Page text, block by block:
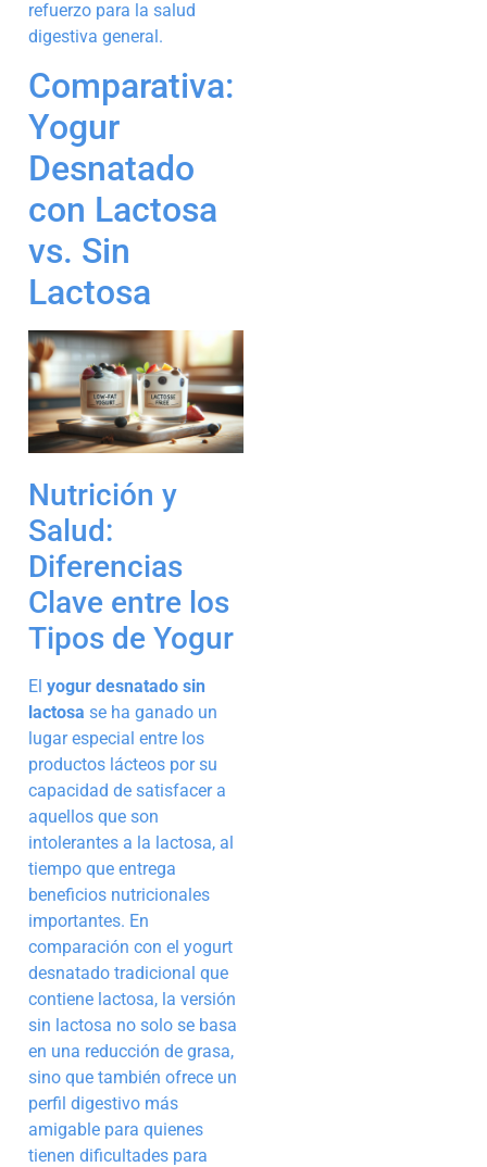
refuerzo para la salud
digestiva general.
Comparativa:
Yogur
Desnatado
con Lactosa
vs. Sin
Lactosa
Nutrición y
Salud:
Diferencias
Clave entre los
Tipos de Yogur
El yogur desnatado sin
lactosa se ha ganado un
lugar especial entre los
productos lácteos por su
capacidad de satisfacer a
aquellos que son
intolerantes a la lactosa, al
tiempo que entrega
beneficios nutricionales
importantes. En
comparación con el yogurt
desnatado tradicional que
contiene lactosa, la versión
sin lactosa no solo se basa
en una reducción de grasa,
sino que también ofrece un
perfil digestivo más
amigable para quienes
tienen dificultades para